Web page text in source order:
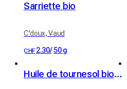
Sarriette bio
C'doux, Vaud
CHF 2.30/ 50 g
Huile de tournesol bio pressée à froid 5 dl